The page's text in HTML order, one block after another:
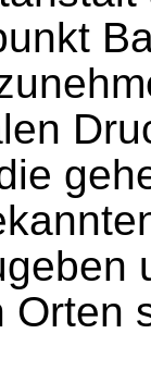
Orten